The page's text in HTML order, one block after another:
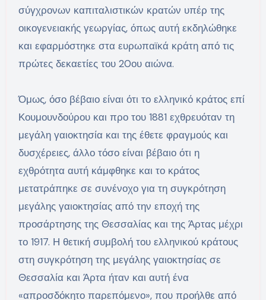
σύγχρονων καπιταλιστικών κρατών υπέρ της
οικογενειακής γεωργίας, όπως αυτή εκδηλώθηκε
και εφαρμόστηκε στα ευρωπαϊκά κράτη από τις
πρώτες δεκαετίες του 20ου αιώνα.
Όμως, όσο βέβαιο είναι ότι το ελληνικό κράτος επί
Κουμουνδούρου και προ του 1881 εχθρευόταν τη
μεγάλη γαιοκτησία και της έθετε φραγμούς και
δυσχέρειες, άλλο τόσο είναι βέβαιο ότι η
εχθρότητα αυτή κάμφθηκε και το κράτος
μετατράπηκε σε συνένοχο για τη συγκρότηση
μεγάλης γαιοκτησίας από την εποχή της
προσάρτησης της Θεσσαλίας και της Άρτας μέχρι
το 1917. Η θετική συμβολή του ελληνικού κράτους
στη συγκρότηση της μεγάλης γαιοκτησίας σε
Θεσσαλία και Άρτα ήταν και αυτή ένα
«απροσδόκητο παρεπόμενο», που προήλθε από